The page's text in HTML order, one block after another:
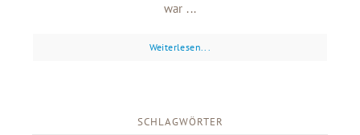
war ...
Weiterlesen...
SCHLAGWÖRTER